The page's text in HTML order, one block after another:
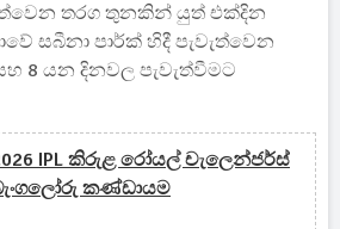
තරග තුනකින් යුත් එක්දින
සබීනා පාර්ක් හිදී පැවැත්වෙන
8 යන දිනවල පැවැත්වීමට
IPL කිරුළ රෝයල් චැලෙන්ජර්ස්
කණ්ඩායම